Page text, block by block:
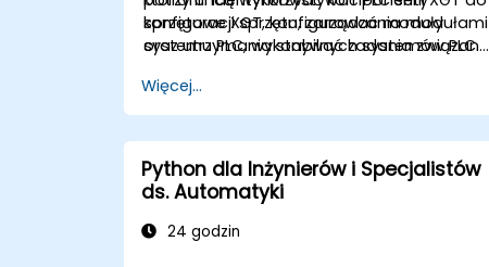
konfiguracji sprzętu, zarządzania modułami
oraz utrzymania stabilnych systemów PLC.
sprzętowe XGT, konfigurować moduły
systemu PLC, wykonywać zadania związane
diagnostyką oraz rozwiązywać typowe
problemy sprzętowe.
Więcej...
Python dla Inżynierów i Specjalistów
ds. Automatyki
24 godzin